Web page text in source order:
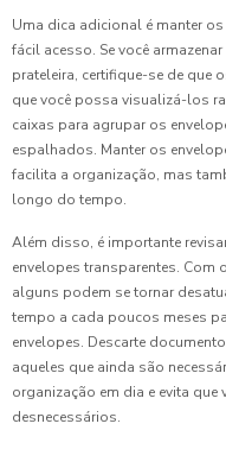
Uma dica adicional é manter
fácil acesso. Se você
prateleira, certifique-se de que
que você possa visualizá-los
caixas para agrupar os
espalhados. Manter os
facilita a organização, mas
longo do tempo.
Além disso, é importante
envelopes transparentes. Com
alguns podem se tornar
tempo a cada poucos meses
envelopes. Descarte
aqueles que ainda são
organização em dia e evita
desnecessários.